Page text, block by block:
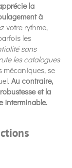
la
à
votre rythme,
les
sans
les catalogues
mécaniques, se
Au contraire,
et la
interminable.